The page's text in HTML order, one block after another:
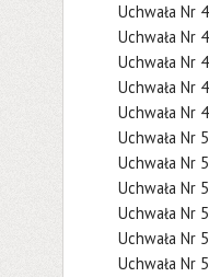
Uchwała Nr
Uchwała Nr
Uchwała Nr
Uchwała Nr
Uchwała Nr
Uchwała Nr
Uchwała Nr
Uchwała Nr
Uchwała Nr
Uchwała Nr
Uchwała Nr